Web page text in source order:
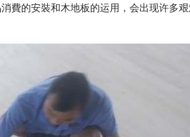
費的安裝和木地板的运用，会出现许多艰